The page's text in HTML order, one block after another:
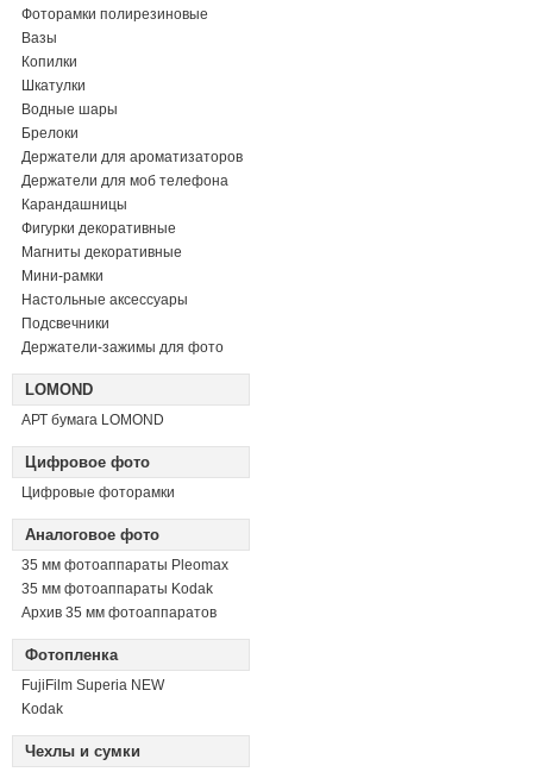
Фоторамки полирезиновые
Вазы
Копилки
Шкатулки
Водные шары
Брелоки
Держатели для ароматизаторов
Держатели для моб телефона
Карандашницы
Фигурки декоративные
Магниты декоративные
Мини-рамки
Настольные аксессуары
Подсвечники
Держатели-зажимы для фото
LOMOND
АРТ бумага LOMOND
Цифровое фото
Цифровые фоторамки
Аналоговое фото
35 мм фотоаппараты Pleomax
35 мм фотоаппараты Kodak
Архив 35 мм фотоаппаратов
Фотопленка
FujiFilm Superia NEW
Kodak
Чехлы и сумки